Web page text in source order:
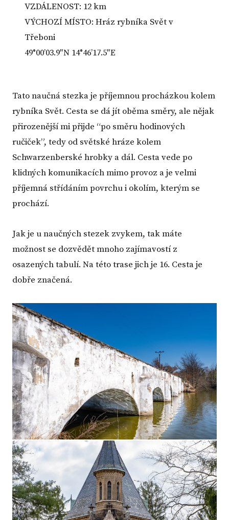
VZDÁLENOST: 12 km
VÝCHOZÍ MÍSTO: Hráz rybníka Svět v
Třeboni
49°00’03.9″N 14°46’17.5″E
Tato naučná stezka je příjemnou procházkou kolem
rybníka Svět. Cesta se dá jít oběma směry, ale nějak
přirozenější mi přijde “po směru hodinových
ručiček”, tedy od světské hráze kolem
Schwarzenberské hrobky a dál. Cesta vede po
klidných komunikacích mimo provoz a je velmi
příjemná střídáním povrchu i okolím, kterým se
prochází.
Jak je u naučných stezek zvykem, tak máte
možnost se dozvědět mnoho zajímavostí z
osazených tabulí. Na této trase jich je 16. Cesta je
dobře značená.